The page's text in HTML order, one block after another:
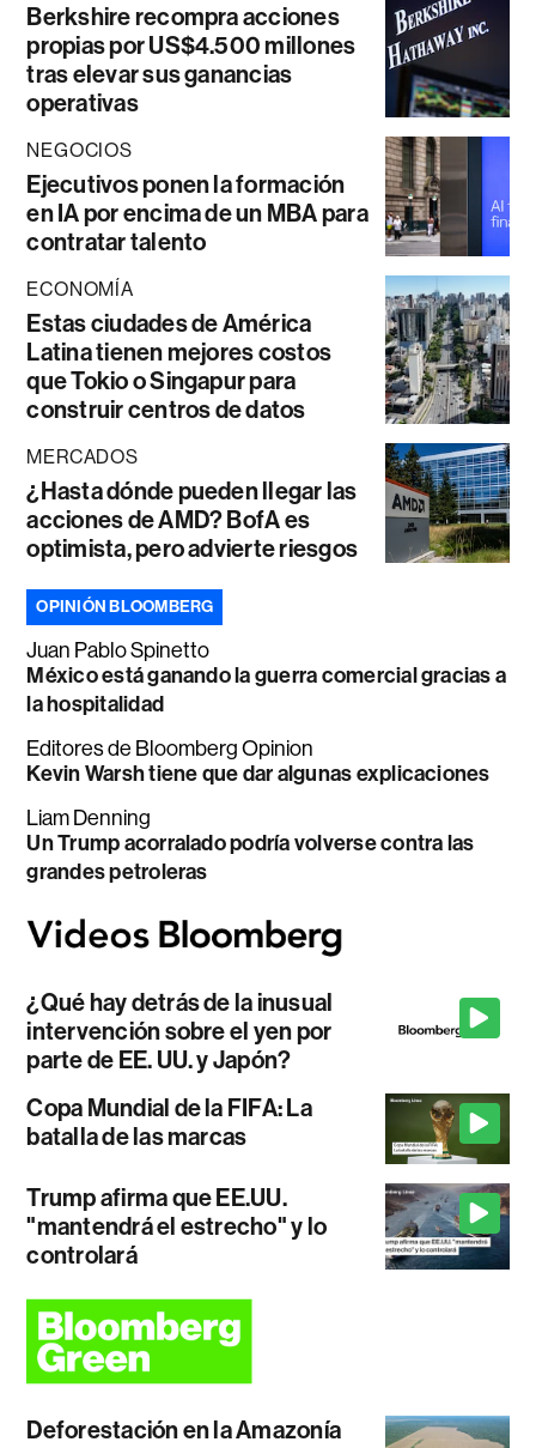
Berkshire recompra acciones
propias por US$4.500 millones
tras elevar sus ganancias
operativas
NEGOCIOS
Ejecutivos ponen la formación
en IA por encima de un MBA para
contratar talento
ECONOMÍA
Estas ciudades de América
Latina tienen mejores costos
que Tokio o Singapur para
construir centros de datos
MERCADOS
¿Hasta dónde pueden llegar las
acciones de AMD? BofA es
optimista, pero advierte riesgos
OPINIÓN BLOOMBERG
Juan Pablo Spinetto
México está ganando la guerra comercial gracias a
la hospitalidad
Editores de Bloomberg Opinion
Kevin Warsh tiene que dar algunas explicaciones
Liam Denning
Un Trump acorralado podría volverse contra las
grandes petroleras
¿Qué hay detrás de la inusual
intervención sobre el yen por
parte de EE. UU. y Japón?
Copa Mundial de la FIFA: La
batalla de las marcas
Trump afirma que EE.UU.
"mantendrá el estrecho" y lo
controlará
Deforestación en la Amazonía